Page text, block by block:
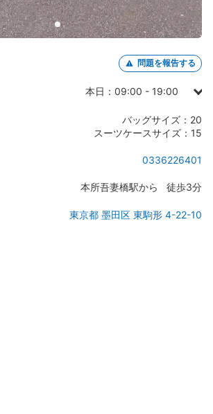
問題を報告する
本日：09:00 - 19:00
月曜日：09:00 - 19:00
木曜日：09:00 - 19:00
金曜日：09:00 - 19:00
バッグサイズ：20
スーツケースサイズ：15
0336226401
本所吾妻橋駅から 徒歩3分
東京都 墨田区 東駒形 4-22-10